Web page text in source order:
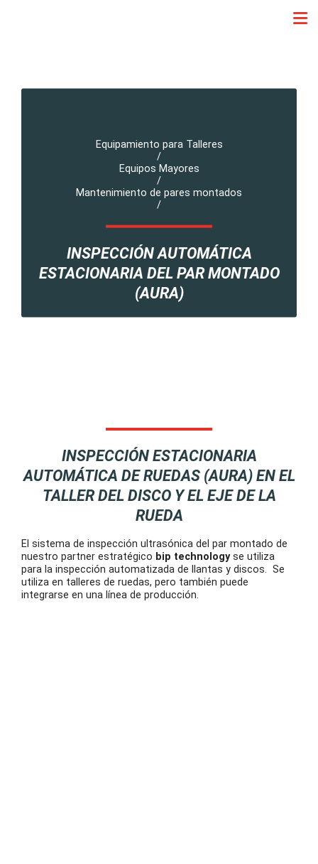
Equipamiento para Talleres
/
Equipos Mayores
/
Mantenimiento de pares montados
/
INSPECCIÓN AUTOMÁTICA
ESTACIONARIA DEL PAR MONTADO
(AURA)
INSPECCIÓN ESTACIONARIA
AUTOMÁTICA DE RUEDAS (AURA) EN EL
TALLER DEL DISCO Y EL EJE DE LA
RUEDA
El sistema de inspección ultrasónica del par montado de
nuestro partner estratégico bip technologyse utiliza
para la inspección automatizada de llantas y discos. Se
utiliza en talleres de ruedas, pero también puede
integrarse en una línea de producción.